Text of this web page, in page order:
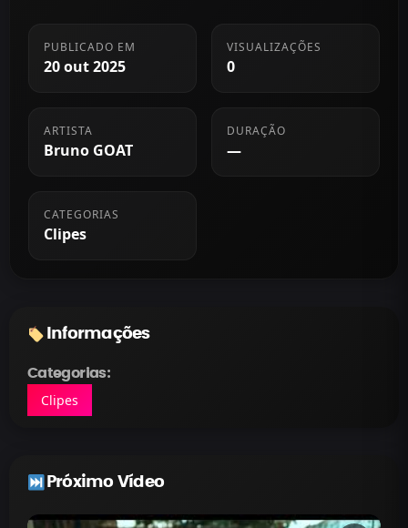
PUBLICADO EM
20 out 2025
VISUALIZAÇÕES
0
ARTISTA
Bruno GOAT
DURAÇÃO
—
CATEGORIAS
Clipes
Informações
Categorias:
Clipes
Próximo Vídeo